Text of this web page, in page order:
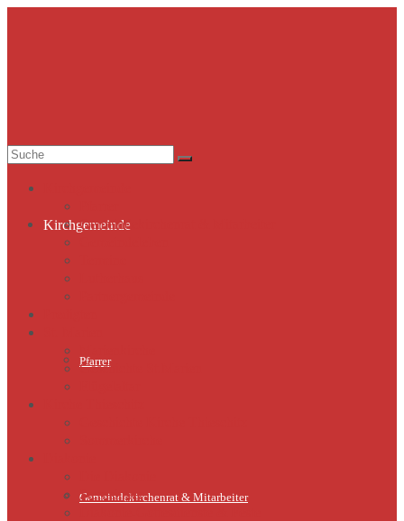
Kirchgemeinde
Pfarrer
Gemeindekirchenrat & Mitarbeiter
Suche
Gemeindekirchenrat & Mitarbeiter
Geschichte St.Marien
Sternsinger